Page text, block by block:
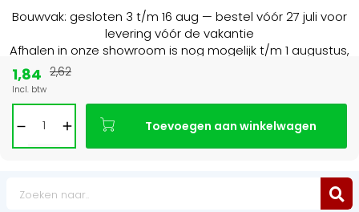
Bouwvak: gesloten 3 t/m 16 aug — bestel vóór 27 juli voor
levering vóór de vakantie
Afhalen in onze showroom is nog mogelijk t/m 1 augustus,
1,84
Incl. btw
2,62
Toevoegen aan winkelwagen